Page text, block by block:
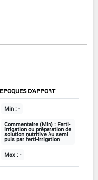
EPOQUES D'APPORT
Min : -
Commentaire (Min) : Ferti-
irrigation ou préparation de
solution nutritive Au semi
puis par ferti-irrigation
Max : -